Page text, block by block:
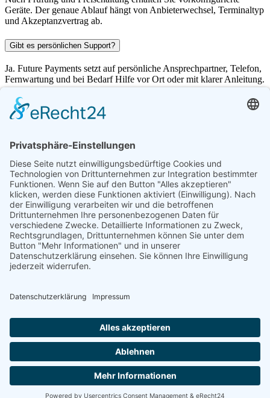
Geräte. Der genaue Ablauf hängt von Anbieterwechsel, Terminaltyp
und Akzeptanzvertrag ab.
Gibt es persönlichen Support?
Ja. Future Payments setzt auf persönliche Ansprechpartner, Telefon,
Fernwartung und bei Bedarf Hilfe vor Ort oder mit klarer Anleitung.
Lassen Sie Ihre Kartenzahlungsgebühren
kostenlos prüfen
Sie bekommen eine klare Einschätzung: bleiben, wechseln oder
Kostenlosen Gebührencheck starten
Direkt anrufen
Durch Future-Payments sparen Sie nicht nur Zeit sondern auch
Geld!
Branchen-Hub
©FuturePayments - All Rights Reserved
Das Angebot richtet sich an Gewerbetreibende.
Alle ausgewiesenen Preise verstehen sich zuzüglich der gesetzlichen
Mehrwertsteuer, sofern nicht ausdrücklich anders angegeben; das